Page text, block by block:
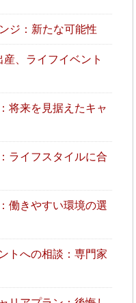
ジ：新たな可能性
、ライフイベント
将来を見据えたキャ
ライフスタイルに合
働きやすい環境の選
トへの相談：専門家